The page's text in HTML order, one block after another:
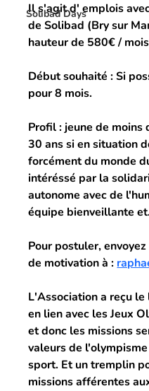
Solibad Days
Il s'agit d' emplois
de Solibad (Bry sur
hauteur de 580€ / mois
Début souhaité : Si
pour 8 mois.
Profil : jeune de moins
30 ans si en situation
forcément du monde
intéréssé par la
autonome avec de
équipe bienveillante
Pour postuler,
de motivation à :
L'Association a reçu
en lien avec les Jeux
et donc les missions
valeurs de
sport. Et un tremplin
missions afférentes